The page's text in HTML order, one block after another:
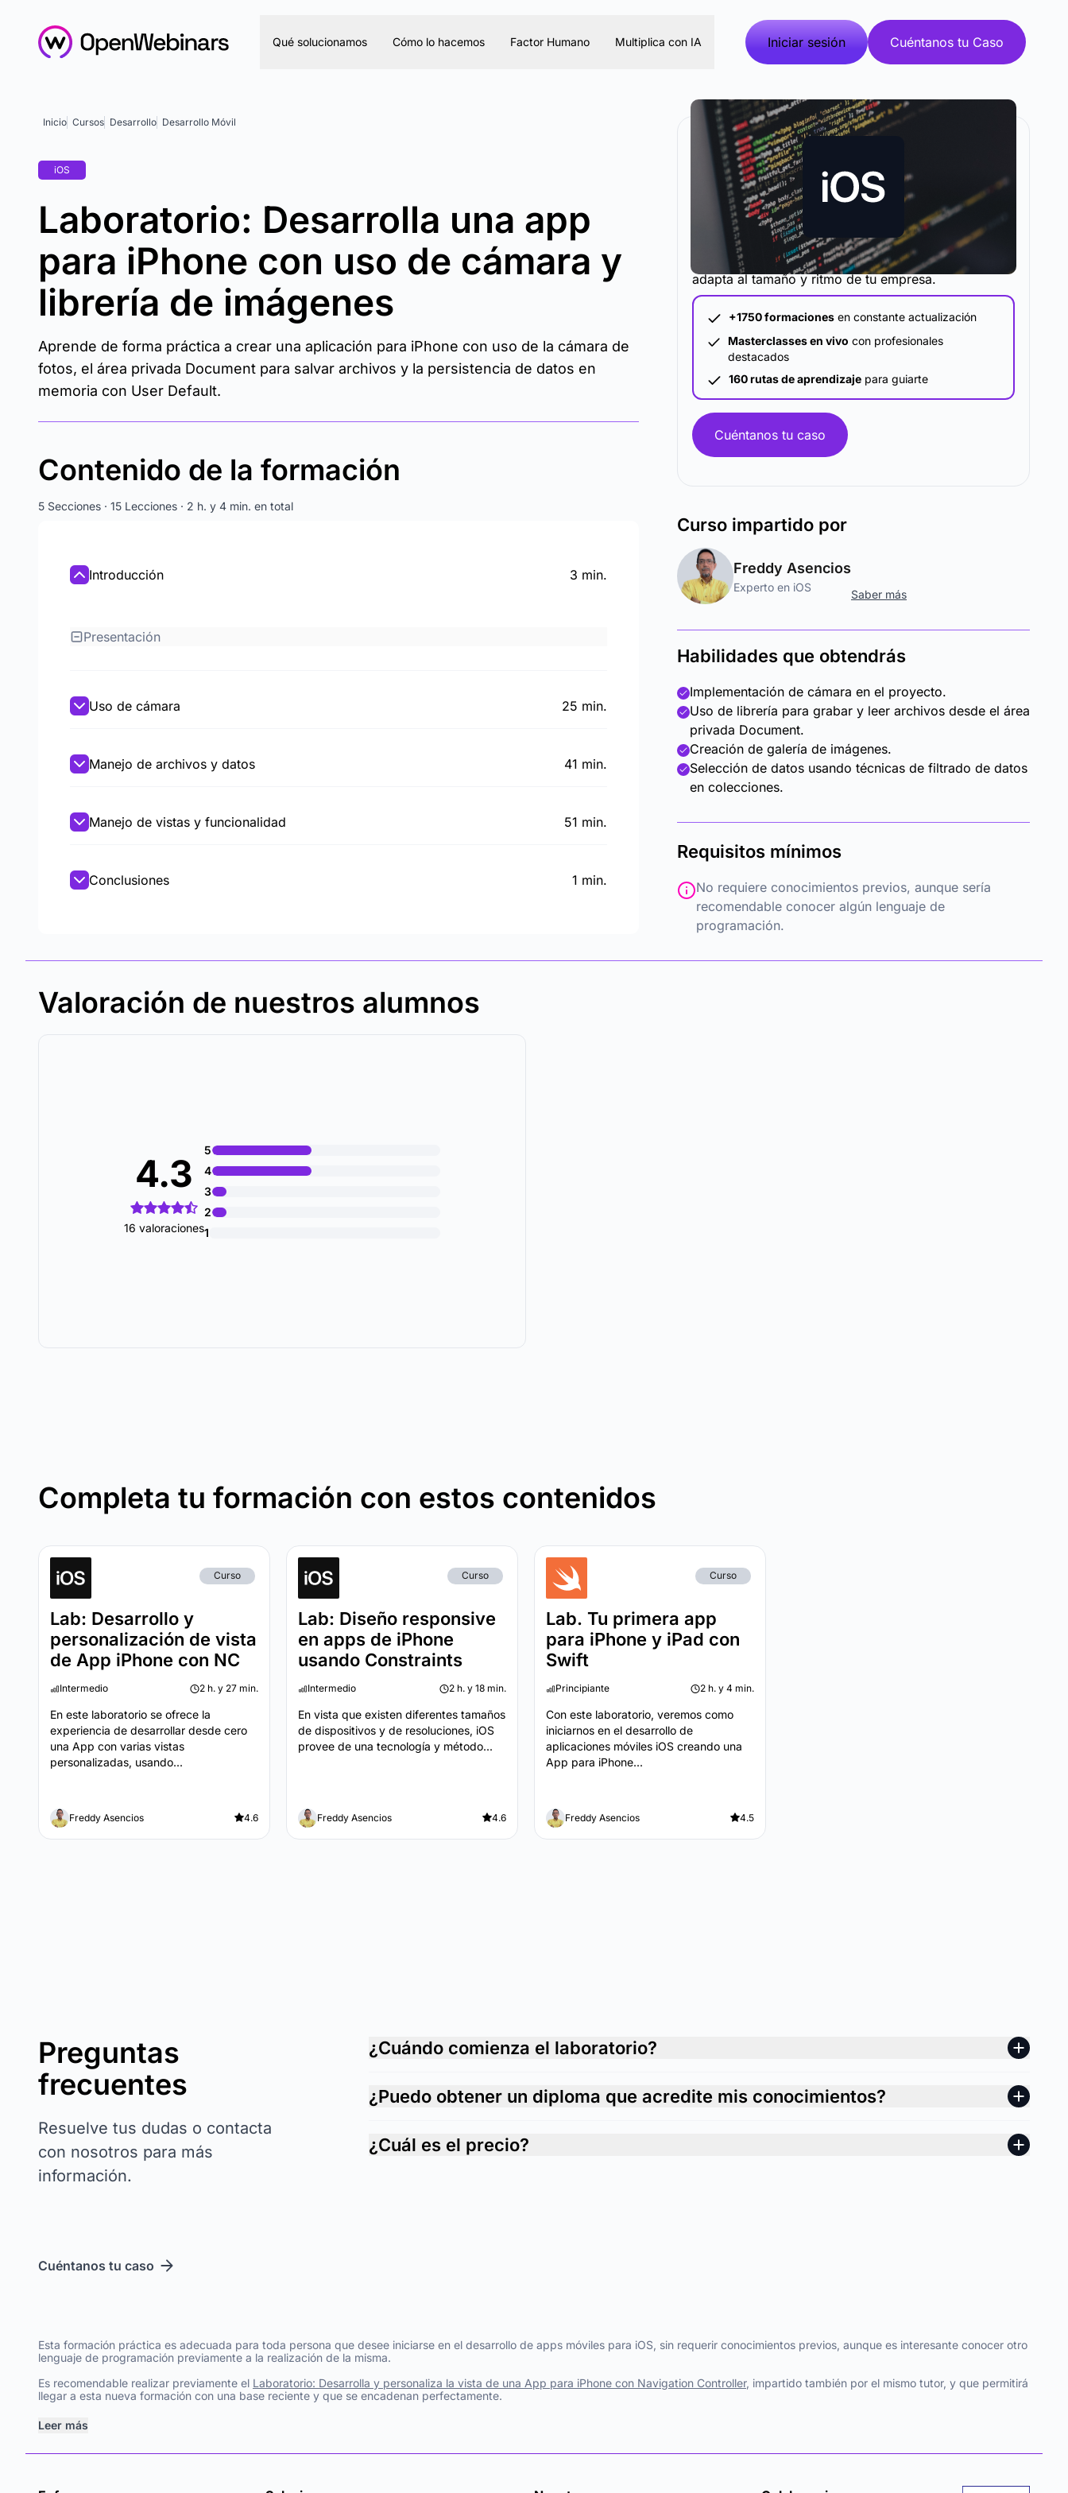
Qué solucionamos Cómo lo hacemos Factor Humano Multiplica con IA Iniciar sesión Cuéntanos tu Caso
Inicio Cursos Desarrollo Desarrollo Móvil
iOS
Laboratorio: Desarrolla una app
para iPhone con uso de cámara y
librería de imágenes
Aprende de forma práctica a crear una aplicación para iPhone con uso de la cámara de
fotos, el área privada Document para salvar archivos y la persistencia de datos en
memoria con User Default.
La metodología y plataforma de formación que se
adapta al tamaño y ritmo de tu empresa.
+1750 formaciones en constante actualización
Masterclasses en vivo con profesionales
destacados
160 rutas de aprendizaje para guiarte
Cuéntanos tu caso
Curso impartido por
Freddy Asencios
Experto en iOS
Saber más
Contenido de la formación
5 Secciones · 15 Lecciones · 2 h. y 4 min. en total
Introducción 3 min.
Presentación
Uso de cámara 25 min.
Manejo de archivos y datos 41 min.
Manejo de vistas y funcionalidad 51 min.
Conclusiones 1 min.
Habilidades que obtendrás
Implementación de cámara en el proyecto.
Uso de librería para grabar y leer archivos desde el área
privada Document.
Creación de galería de imágenes.
Selección de datos usando técnicas de filtrado de datos
en colecciones.
Requisitos mínimos
No requiere conocimientos previos, aunque sería
recomendable conocer algún lenguaje de
programación.
Valoración de nuestros alumnos
4.3
16 valoraciones
5
4
3
2
1
Completa tu formación con estos contenidos
Curso
Lab: Desarrollo y
personalización de vista
de App iPhone con NC
Intermedio 2 h. y 27 min.
En este laboratorio se ofrece la
experiencia de desarrollar desde cero
una App con varias vistas
personalizadas, usando...
Freddy Asencios 4.6
Curso
Lab: Diseño responsive
en apps de iPhone
usando Constraints
Intermedio 2 h. y 18 min.
En vista que existen diferentes tamaños
de dispositivos y de resoluciones, iOS
provee de una tecnología y método...
Freddy Asencios 4.6
Curso
Lab. Tu primera app
para iPhone y iPad con
Swift
Principiante 2 h. y 4 min.
Con este laboratorio, veremos como
iniciarnos en el desarrollo de
aplicaciones móviles iOS creando una
App para iPhone...
Freddy Asencios 4.5
Preguntas
frecuentes
Resuelve tus dudas o contacta
con nosotros para más
información.
Cuéntanos tu caso
¿Cuándo comienza el laboratorio?
¿Puedo obtener un diploma que acredite mis conocimientos?
¿Cuál es el precio?
Esta formación práctica es adecuada para toda persona que desee iniciarse en el desarrollo de apps móviles para iOS, sin requerir conocimientos previos, aunque es interesante conocer otro
lenguaje de programación previamente a la realización de la misma.
Es recomendable realizar previamente el Laboratorio: Desarrolla y personaliza la vista de una App para iPhone con Navigation Controller, impartido también por el mismo tutor, y que permitirá
llegar a esta nueva formación con una base reciente y que se encadenan perfectamente.
Leer más